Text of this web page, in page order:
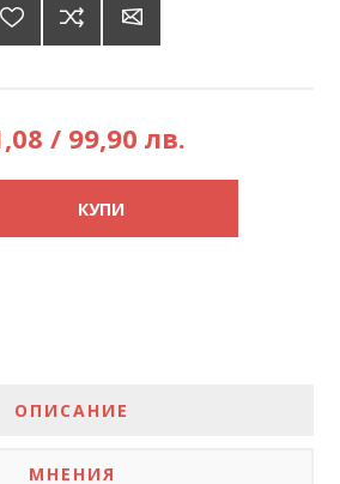
/ 99,90 лв.
ОПИСАНИЕ
МНЕНИЯ